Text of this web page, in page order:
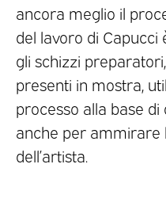
ancora meglio il
del lavoro di
gli schizzi
presenti in mostra,
processo alla base
anche per ammirare
dell’artista.